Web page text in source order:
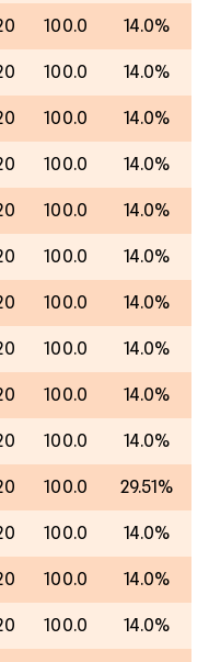
100.0 14.0%
100.0 14.0%
100.0 14.0%
100.0 14.0%
100.0 14.0%
100.0 14.0%
100.0 14.0%
100.0 14.0%
100.0 14.0%
100.0 14.0%
100.0 29.51%
100.0 14.0%
100.0 14.0%
100.0 14.0%